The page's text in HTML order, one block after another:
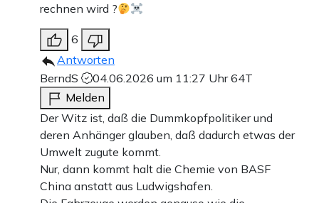
rechnen wird ?
6
Antworten
BerndS
04.06.2026 um 11:27 Uhr64T
Melden
Der Witz ist, daß die Dummkopfpolitiker und
deren Anhänger glauben, daß dadurch etwas der
Umwelt zugute kommt.
Nur, dann kommt halt die Chemie von BASF
China anstatt aus Ludwigshafen.